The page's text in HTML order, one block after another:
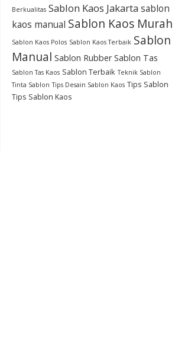
Berkualitas Sablon Kaos Jakarta sablon
kaos manual Sablon Kaos Murah
Sablon Kaos Polos Sablon Kaos Terbaik Sablon
Manual Sablon Rubber Sablon Tas
Sablon Tas Kaos Sablon Terbaik Teknik Sablon
Tinta Sablon Tips Desain Sablon Kaos Tips Sablon
Tips Sablon Kaos